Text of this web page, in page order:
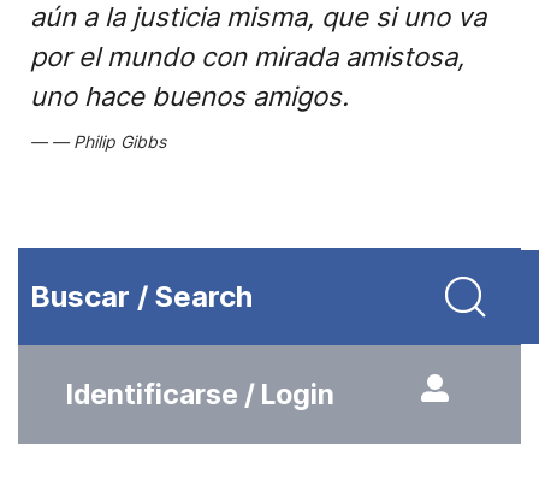
aún a la justicia misma, que si uno va
por el mundo con mirada amistosa,
uno hace buenos amigos.
Philip Gibbs
Buscar / Search
Identificarse / Login